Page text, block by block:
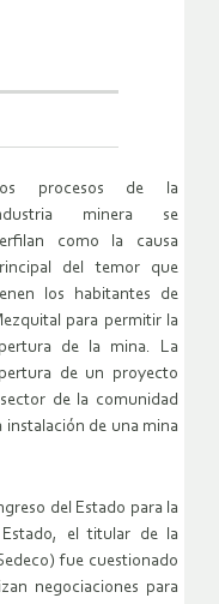
procesos de la
minera se
como la causa
del temor que
los habitantes de
para permitir la
de la mina. La
de un proyecto
de la comunidad
instalación de una mina
del Estado para la
el titular de la
fue cuestionado
negociaciones para